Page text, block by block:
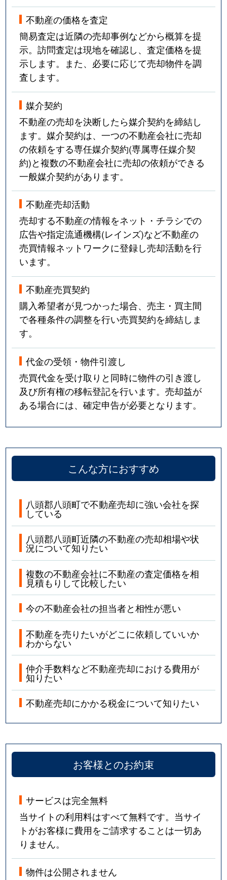
不動産の価格を査定
簡易査定は近隣の売却事例などから概算を提
示。訪問査定は現地を確認し、査定価格を提
示します。また、必要に応じて売却物件を調
査します。
媒介契約
不動産の売却を決断したら媒介契約を締結し
ます。媒介契約は、一つの不動産会社に売却
の依頼をする専任媒介契約(専属専任媒介契
約)と複数の不動産会社に売却の依頼ができる
一般媒介契約があります。
不動産売却活動
売却する不動産の情報をネット・チラシでの
広告や指定流通機構(レインズ)など不動産の
売買情報ネットワークに登録し売却活動を行
います。
不動産売買契約
購入希望者が見つかった場合、売主・買主間
で各種条件の調整を行い売買契約を締結しま
す。
代金の受領・物件引渡し
売買代金を受け取りと同時に物件の引き渡し
及び所有権の移転登記を行います。売却益が
ある場合には、確定申告が必要となります。
こんな方におすすめ
八頭郡八頭町で不動産売却に強い会社を探
している
八頭郡八頭町近隣の不動産の売却相場や状
況について知りたい
複数の不動産会社に不動産の査定価格を相
見積もりして比較したい
今の不動産会社の担当者と相性が悪い
不動産を売りたいがどこに依頼していいか
わからない
仲介手数料など不動産売却における費用が
知りたい
不動産売却にかかる税金について知りたい
お客様とのお約束
サービスは完全無料
当サイトの利用料はすべて無料です。当サイ
トがお客様に費用をご請求することは一切あ
りません。
物件は公開されません